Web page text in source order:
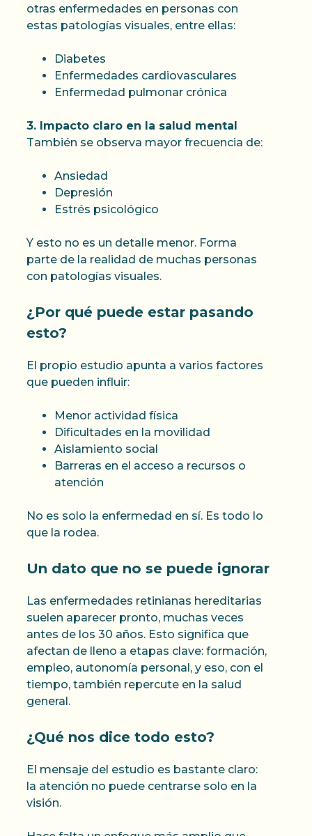
otras enfermedades en personas con
estas patologías visuales, entre ellas:
Diabetes
Enfermedades cardiovasculares
Enfermedad pulmonar crónica
3. Impacto claro en la salud mental
También se observa mayor frecuencia de:
Ansiedad
Depresión
Estrés psicológico
Y esto no es un detalle menor. Forma
parte de la realidad de muchas personas
con patologías visuales.
¿Por qué puede estar pasando
esto?
El propio estudio apunta a varios factores
que pueden influir:
Menor actividad física
Dificultades en la movilidad
Aislamiento social
Barreras en el acceso a recursos o
atención
No es solo la enfermedad en sí. Es todo lo
que la rodea.
Un dato que no se puede ignorar
Las enfermedades retinianas hereditarias
suelen aparecer pronto, muchas veces
antes de los 30 años. Esto significa que
afectan de lleno a etapas clave: formación,
empleo, autonomía personal, y eso, con el
tiempo, también repercute en la salud
general.
¿Qué nos dice todo esto?
El mensaje del estudio es bastante claro:
la atención no puede centrarse solo en la
visión.